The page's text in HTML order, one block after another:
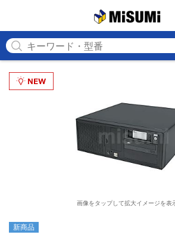
画像をタップして拡大イメージを表
新商品